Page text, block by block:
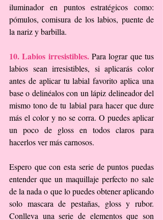
iluminador en puntos estratégicos como:
pómulos, comisura de los labios, puente de
la nariz y barbilla.
10. Labios irresistibles. Para lograr que tus
labios sean irresistibles, si aplicarás color
antes de aplicar tu labial favorito aplica una
base o delinéalos con un lápiz delineador del
mismo tono de tu labial para hacer que dure
más el color y no se corra. O puedes aplicar
un poco de gloss en todos claros para
hacerlos ver más carnosos.
Espero que con esta serie de puntos puedas
entender que un maquillaje perfecto no sale
de la nada o que lo puedes obtener aplicando
solo mascara de pestañas, gloss y rubor.
Conlleva una serie de elementos que son